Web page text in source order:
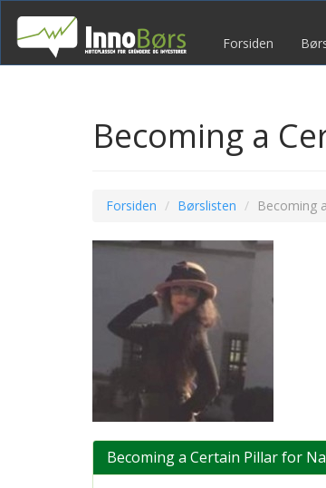
Forsiden
Becoming a
Forsiden Børslisten Becoming
Becoming a Certain Pillar for